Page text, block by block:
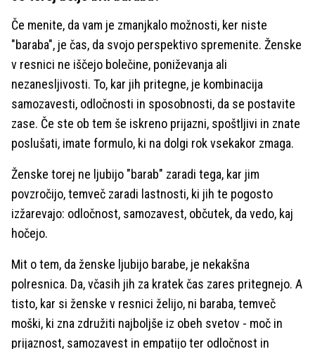
Če menite, da vam je zmanjkalo možnosti, ker niste
"baraba", je čas, da svojo perspektivo spremenite. Ženske
v resnici ne iščejo bolečine, poniževanja ali
nezanesljivosti. To, kar jih pritegne, je kombinacija
samozavesti, odločnosti in sposobnosti, da se postavite
zase. Če ste ob tem še iskreno prijazni, spoštljivi in znate
poslušati, imate formulo, ki na dolgi rok vsekakor zmaga.
Ženske torej ne ljubijo "barab" zaradi tega, kar jim
povzročijo, temveč zaradi lastnosti, ki jih te pogosto
izžarevajo: odločnost, samozavest, občutek, da vedo, kaj
hočejo.
Mit o tem, da ženske ljubijo barabe, je nekakšna
polresnica. Da, včasih jih za kratek čas zares pritegnejo. A
tisto, kar si ženske v resnici želijo, ni baraba, temveč
moški, ki zna združiti najboljše iz obeh svetov - moč in
prijaznost, samozavest in empatijo ter odločnost in